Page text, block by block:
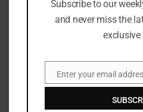
Subscribe to our
and never miss the
exclusive
EmailEnter your email